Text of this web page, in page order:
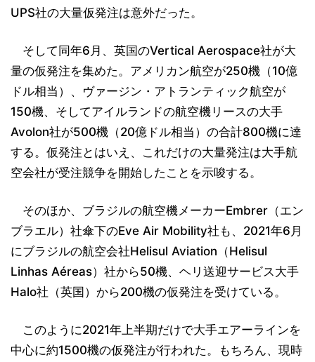
UPS社の大量仮発注は意外だった。
そして同年6月、英国のVertical Aerospace社が大
量の仮発注を集めた。アメリカン航空が250機（10億
ドル相当）、ヴァージン・アトランティック航空が
150機、そしてアイルランドの航空機リースの大手
Avolon社が500機（20億ドル相当）の合計800機に達
する。仮発注とはいえ、これだけの大量発注は大手航
空会社が受注競争を開始したことを示唆する。
そのほか、ブラジルの航空機メーカーEmbrer（エン
ブラエル）社傘下のEve Air Mobility社も、2021年6月
にブラジルの航空会社Helisul Aviation（Helisul
Linhas Aéreas）社から50機、ヘリ送迎サービス大手
Halo社（英国）から200機の仮発注を受けている。
このように2021年上半期だけで大手エアーラインを
中心に約1500機の仮発注が行われた。もちろん、現時